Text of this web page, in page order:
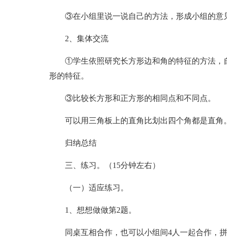
③在小组里说一说自己的方法，形成小组的意
2、集体交流
①学生依照研究长方形边和角的特征的方法
形的特征。
③比较长方形和正方形的相同点和不同点。
可以用三角板上的直角比划出四个角都是直角。
归纳总结
三、练习。（15分钟左右）
（一）适应练习。
1、想想做做第2题。
同桌互相合作，也可以小组间4人一起合作，拼